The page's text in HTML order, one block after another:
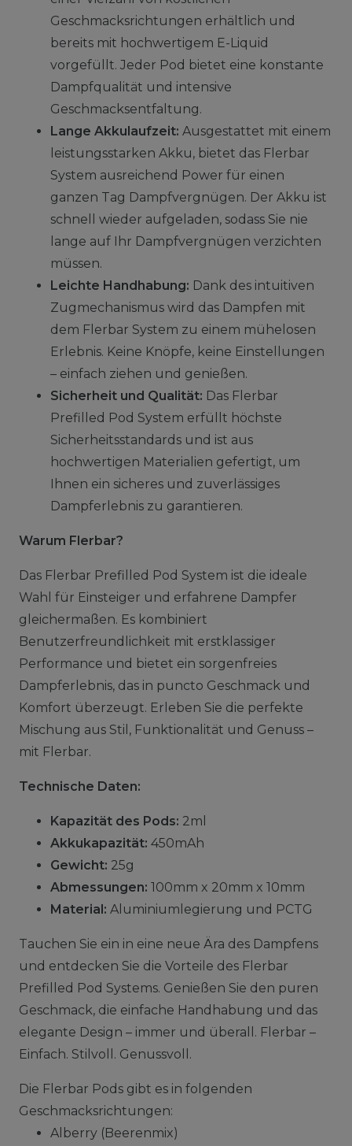
Geschmacksrichtungen erhältlich und
bereits mit hochwertigem E-Liquid
vorgefüllt. Jeder Pod bietet eine konstante
Dampfqualität und intensive
Geschmacksentfaltung.
Lange Akkulaufzeit: Ausgestattet mit einem
leistungsstarken Akku, bietet das Flerbar
System ausreichend Power für einen
ganzen Tag Dampfvergnügen. Der Akku ist
schnell wieder aufgeladen, sodass Sie nie
lange auf Ihr Dampfvergnügen verzichten
müssen.
Leichte Handhabung: Dank des intuitiven
Zugmechanismus wird das Dampfen mit
dem Flerbar System zu einem mühelosen
Erlebnis. Keine Knöpfe, keine Einstellungen
– einfach ziehen und genießen.
Sicherheit und Qualität: Das Flerbar
Prefilled Pod System erfüllt höchste
Sicherheitsstandards und ist aus
hochwertigen Materialien gefertigt, um
Ihnen ein sicheres und zuverlässiges
Dampferlebnis zu garantieren.
Warum Flerbar?
Das Flerbar Prefilled Pod System ist die ideale
Wahl für Einsteiger und erfahrene Dampfer
gleichermaßen. Es kombiniert
Benutzerfreundlichkeit mit erstklassiger
Performance und bietet ein sorgenfreies
Dampferlebnis, das in puncto Geschmack und
Komfort überzeugt. Erleben Sie die perfekte
Mischung aus Stil, Funktionalität und Genuss –
mit Flerbar.
Technische Daten:
Kapazität des Pods: 2ml
Akkukapazität: 450mAh
Gewicht: 25g
Abmessungen: 100mm x 20mm x 10mm
Material: Aluminiumlegierung und PCTG
Tauchen Sie ein in eine neue Ära des Dampfens
und entdecken Sie die Vorteile des Flerbar
Prefilled Pod Systems. Genießen Sie den puren
Geschmack, die einfache Handhabung und das
elegante Design – immer und überall. Flerbar –
Einfach. Stilvoll. Genussvoll.
Die Flerbar Pods gibt es in folgenden
Geschmacksrichtungen:
Alberry (Beerenmix)